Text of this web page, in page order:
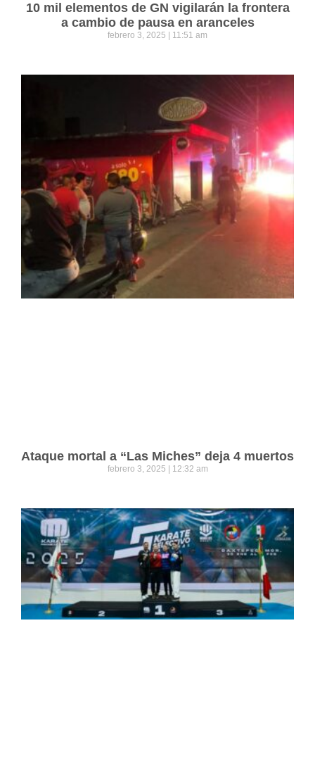
10 mil elementos de GN vigilarán la frontera
a cambio de pausa en aranceles
febrero 3, 2025 11:51 am
Ataque mortal a “Las Miches” deja 4 muertos
febrero 3, 2025 12:32 am